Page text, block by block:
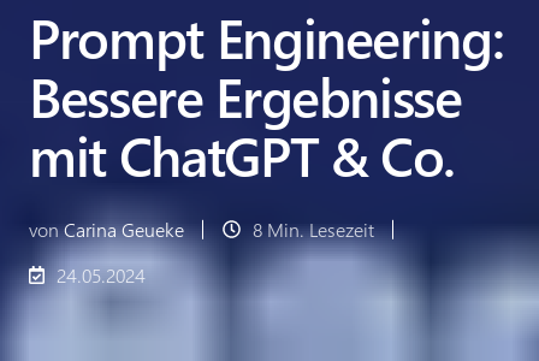
Prompt Engineering:
Bessere Ergebnisse
mit ChatGPT & Co.
vonCarina Geueke
8 Min. Lesezeit
24.05.2024